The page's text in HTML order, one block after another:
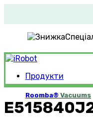
Продукти
Roomba® Vacuums